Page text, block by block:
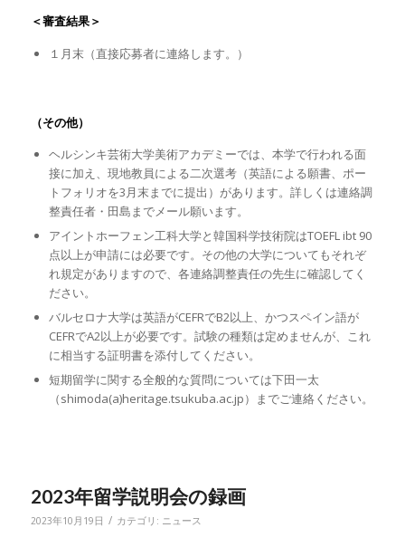
＜審査結果＞
１月末（直接応募者に連絡します。）
（その他）
ヘルシンキ芸術大学美術アカデミーでは、本学で行われる面
接に加え、現地教員による二次選考（英語による願書、ポー
トフォリオを3月末までに提出）があります。詳しくは連絡調
整責任者・田島までメール願います。
アイントホーフェン工科大学と韓国科学技術院はTOEFL ibt 90
点以上が申請には必要です。その他の大学についてもそれぞ
れ規定がありますので、各連絡調整責任の先生に確認してく
ださい。
バルセロナ大学は英語がCEFRでB2以上、かつスペイン語が
CEFRでA2以上が必要です。試験の種類は定めませんが、これ
に相当する証明書を添付してください。
短期留学に関する全般的な質問については下田一太
（shimoda(a)heritage.tsukuba.ac.jp）までご連絡ください。
2023年留学説明会の録画
2023年10月19日 / カテゴリ: ニュース